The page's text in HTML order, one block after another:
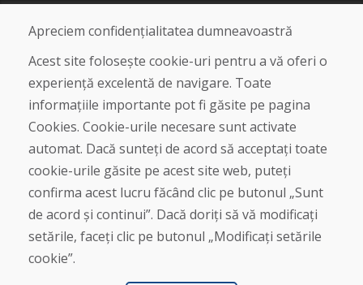
Blog
Despre noi
Magazin
Contact
Cumpărare
Magazin online
Livrare și plată
Plângere
Retur și schimb de mărfuri
Protecția datelor cu caracter personal
Cookies
Apreciem confidențialitatea dumneavoastră
Acest site folosește cookie-uri pentru a vă oferi o
experiență excelentă de navigare. Toate
informațiile importante pot fi găsite pe pagina
Cookies. Cookie-urile necesare sunt activate
automat. Dacă sunteți de acord să acceptați toate
cookie-urile găsite pe acest site web, puteți
confirma acest lucru făcând clic pe butonul „Sunt
de acord și continui”. Dacă doriți să vă modificați
setările, faceți clic pe butonul „Modificați setările
cookie”.